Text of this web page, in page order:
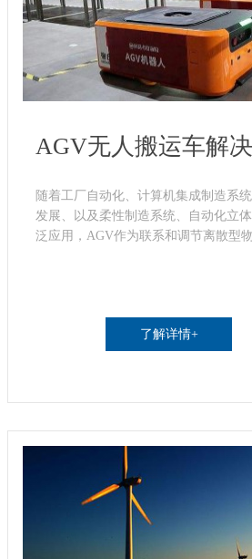
AGV无人搬运车解
随着工厂自动化、计算机集成制造系
发展、以及柔性制造系统、自动化立
泛应用，AGV作为联系和调节离散型物
了解详情+